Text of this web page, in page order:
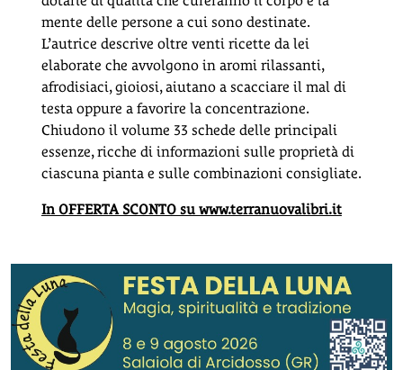
mente delle persone a cui sono destinate.
L’autrice descrive oltre venti ricette da lei
elaborate che avvolgono in aromi rilassanti,
afrodisiaci, gioiosi, aiutano a scacciare il mal di
testa oppure a favorire la concentrazione.
Chiudono il volume 33 schede delle principali
essenze, ricche di informazioni sulle proprietà di
ciascuna pianta e sulle combinazioni consigliate.
In OFFERTA SCONTO su www.terranuovalibri.it